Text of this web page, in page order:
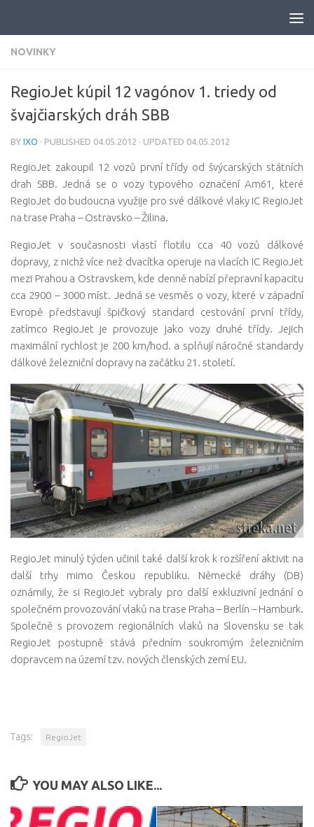
NOVINKY
RegioJet kúpil 12 vagónov 1. triedy od
švajčiarských dráh SBB
BY IXO · PUBLISHED 04.05.2012 · UPDATED 04.05.2012
RegioJet zakoupil 12 vozů první třídy od švýcarských státních
drah SBB. Jedná se o vozy typového označení Am61, které
RegioJet do budoucna využije pro své dálkové vlaky IC RegioJet
na trase Praha – Ostravsko – Žilina.
RegioJet v současnosti vlastí flotilu cca 40 vozů dálkové
dopravy, z nichž více než dvacítka operuje na vlacích IC RegioJet
mezi Prahou a Ostravskem, kde denně nabízí přepravní kapacitu
cca 2900 – 3000 míst. Jedná se vesměs o vozy, které v západní
Evropě představují špičkový standard cestování první třídy,
zatímco RegioJet je provozuje jako vozy druhé třídy. Jejich
maximální rychlost je 200 km/hod. a splňují náročné standardy
dálkové železniční dopravy na začátku 21. století.
RegioJet minulý týden učinil také další krok k rozšíření aktivit na
další trhy mimo Českou republiku. Německé dráhy (DB)
oznámily, že si RegioJet vybraly pro další exkluzivní jednání o
společném provozování vlaků na trase Praha – Berlín – Hamburk.
Společně s provozem regionálních vlaků na Slovensku se tak
RegioJet postupně stává předním soukromým železničním
dopravcem na území tzv. nových členských zemí EU.
Tags: RegioJet
YOU MAY ALSO LIKE...